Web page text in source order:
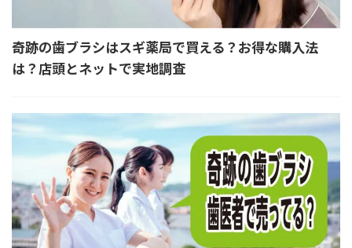
奇跡の歯ブラシはスギ薬局で買える？お得な購入法
は？店頭とネットで実地調査